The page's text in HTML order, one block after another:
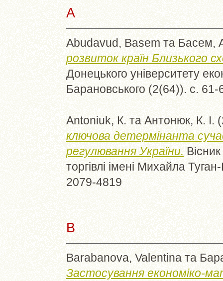
A
Abudavud, Basem та Басем,
розвиток країн Близького
Донецького університету
Барановського (2(64)). с.
Antoniuk, К. та Антонюк, К. І.
ключова детермінанта
регулювання України.
торгівлі імені Михайла
2079-4819
B
Barabanova, Valentina та
Застосування економіко-